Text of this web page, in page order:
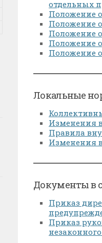
отдельных
Положение
Положение
Положение
Положение
Положение
Локальные
Изменения в
Правила
Изменения в
Документы в
Приказ
Приказ